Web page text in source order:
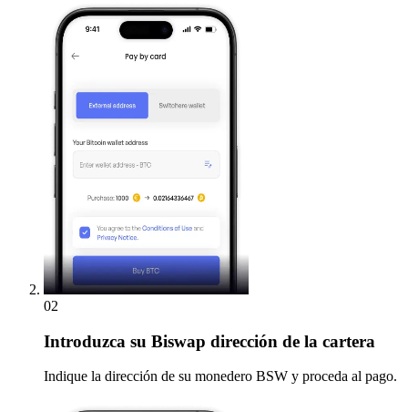
02
Introduzca su Biswap dirección de la cartera
Indique la dirección de su monedero BSW y proceda al pago.